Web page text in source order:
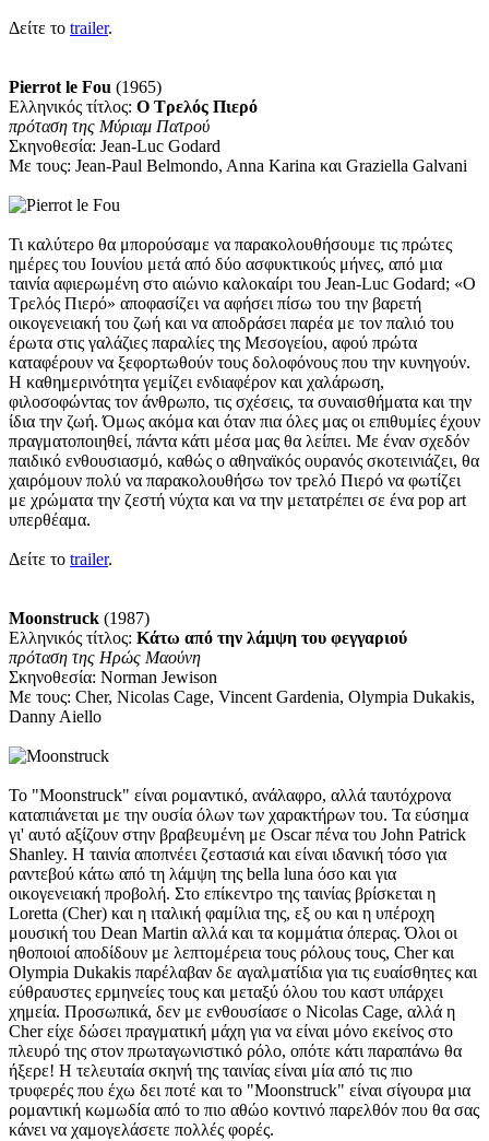
Δείτε το trailer.
Pierrot le Fou (1965)
Ελληνικός τίτλος: Ο Τρελός Πιερό
πρόταση της Μύριαμ Πατρού
Σκηνοθεσία: Jean-Luc Godard
Με τους: Jean-Paul Belmondo, Anna Karina και Graziella Galvani
Τι καλύτερο θα μπορούσαμε να παρακολουθήσουμε τις πρώτες
ημέρες του Ιουνίου μετά από δύο ασφυκτικούς μήνες, από μια
ταινία αφιερωμένη στο αιώνιο καλοκαίρι του Jean-Luc Godard; «Ο
Τρελός Πιερό» αποφασίζει να αφήσει πίσω του την βαρετή
οικογενειακή του ζωή και να αποδράσει παρέα με τον παλιό του
έρωτα στις γαλάζιες παραλίες της Μεσογείου, αφού πρώτα
καταφέρουν να ξεφορτωθούν τους δολοφόνους που την κυνηγούν.
Η καθημερινότητα γεμίζει ενδιαφέρον και χαλάρωση,
φιλοσοφώντας τον άνθρωπο, τις σχέσεις, τα συναισθήματα και την
ίδια την ζωή. Όμως ακόμα και όταν πια όλες μας οι επιθυμίες έχουν
πραγματοποιηθεί, πάντα κάτι μέσα μας θα λείπει. Με έναν σχεδόν
παιδικό ενθουσιασμό, καθώς ο αθηναϊκός ουρανός σκοτεινιάζει, θα
χαιρόμουν πολύ να παρακολουθήσω τον τρελό Πιερό να φωτίζει
με χρώματα την ζεστή νύχτα και να την μετατρέπει σε ένα pop art
υπερθέαμα.
Δείτε το trailer.
Moonstruck (1987)
Ελληνικός τίτλος: Κάτω από την λάμψη του φεγγαριού
πρόταση της Ηρώς Μαούνη
Σκηνοθεσία: Norman Jewison
Με τους: Cher, Nicolas Cage, Vincent Gardenia, Olympia Dukakis,
Danny Aiello
Το "Moonstruck" είναι ρομαντικό, ανάλαφρο, αλλά ταυτόχρονα
καταπιάνεται με την ουσία όλων των χαρακτήρων του. Τα εύσημα
γι' αυτό αξίζουν στην βραβευμένη με Oscar πένα του John Patrick
Shanley. Η ταινία αποπνέει ζεστασιά και είναι ιδανική τόσο για
ραντεβού κάτω από τη λάμψη της bella luna όσο και για
οικογενειακή προβολή. Στο επίκεντρο της ταινίας βρίσκεται η
Loretta (Cher) και η ιταλική φαμίλια της, εξ ου και η υπέροχη
μουσική του Dean Martin αλλά και τα κομμάτια όπερας. Όλοι οι
ηθοποιοί αποδίδουν με λεπτομέρεια τους ρόλους τους, Cher και
Olympia Dukakis παρέλαβαν δε αγαλματίδια για τις ευαίσθητες και
εύθραυστες ερμηνείες τους και μεταξύ όλου του καστ υπάρχει
χημεία. Προσωπικά, δεν με ενθουσίασε ο Nicolas Cage, αλλά η
Cher είχε δώσει πραγματική μάχη για να είναι μόνο εκείνος στο
πλευρό της στον πρωταγωνιστικό ρόλο, οπότε κάτι παραπάνω θα
ήξερε! Η τελευταία σκηνή της ταινίας είναι μία από τις πιο
τρυφερές που έχω δει ποτέ και το "Moonstruck" είναι σίγουρα μια
ρομαντική κωμωδία από το πιο αθώο κοντινό παρελθόν που θα σας
κάνει να χαμογελάσετε πολλές φορές.